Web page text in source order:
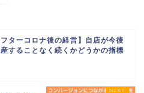
フターコロナ後の経営】自店が今後
産することなく続くかどうかの指標